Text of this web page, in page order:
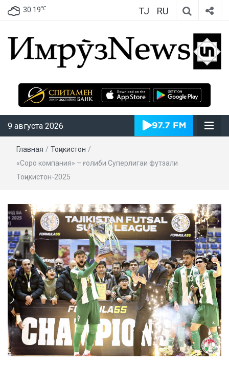
30.19℃ TJ RU
ИмрӯзNews
9 августа 2026
Главная / Тоҷикистон /
«Соро компания» – ғолиби Суперлигаи футзали
Тоҷикистон-2025